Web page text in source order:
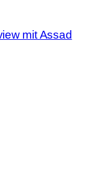
mit Assad